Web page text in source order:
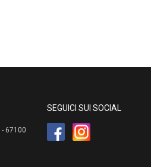
67100
SEGUICI SUI SOCIAL